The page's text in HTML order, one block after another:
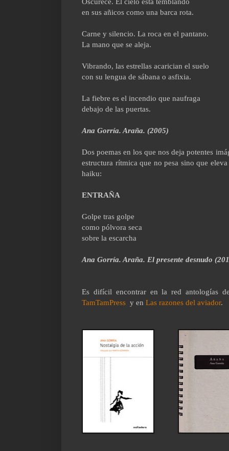
en sus añicos como una barca rota.
Carne y silencio. La roca en el pantano.
La mano que se aleja.
Vibrando, las estrellas acarician el suelo
con su lengua de sábana o asfixia.
La fiebre es el incendio que naufraga
debajo de las puertas.
Ana Gorría. Araña. (2005)
Dos poemas en los que nos deja potentes
estructura rítmica que no pesa sino que
haiku:
ENTRAÑA
Golpe tras golpe
como pólvora seca
sobre la escarcha
Ana Gorría. Araña. El presente desnudo
Es difícil encontrar en la red antologías
TamTamPress y en Las razones del aviador.